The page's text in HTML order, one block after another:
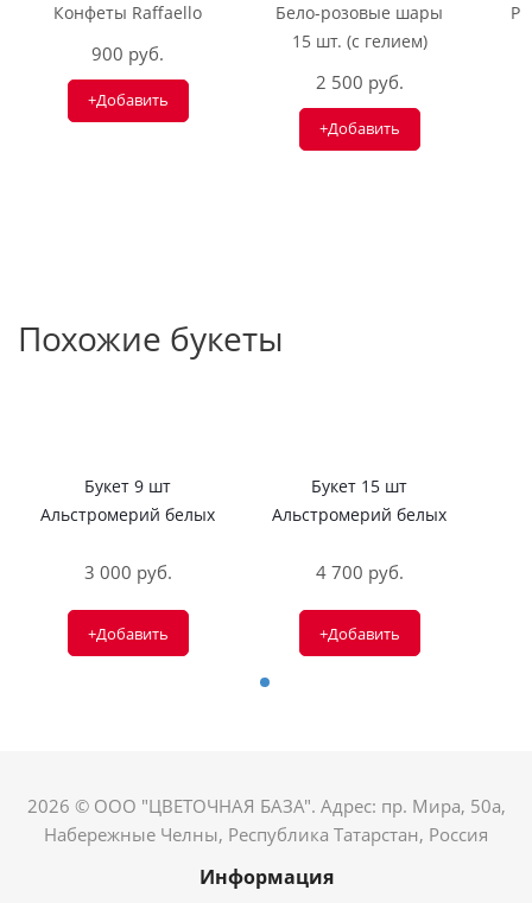
Конфеты Raffaello
900 руб.
+Добавить
Бело-розовые шары
15 шт. (с гелием)
2 500 руб.
+Добавить
Похожие букеты
Букет 9 шт
Альстромерий белых
3 000 руб.
+Добавить
Букет 15 шт
Альстромерий белых
4 700 руб.
+Добавить
2026 © ООО "ЦВЕТОЧНАЯ БАЗА". Адрес: пр. Мира, 50а,
Набережные Челны, Республика Татарстан, Россия
Информация